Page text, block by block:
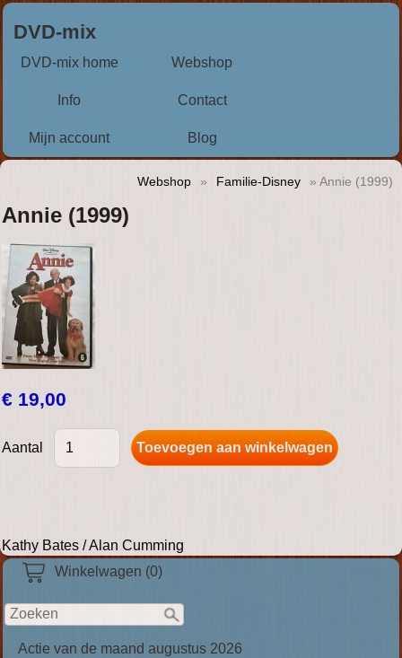
DVD-mix
DVD-mix home Webshop
Info Contact
Mijn account Blog
Winkelwagen (0)
Actie van de maand augustus 2026
Webshop » Familie-Disney » Annie (1999)
Annie (1999)
€ 19,00
Aantal
Kathy Bates / Alan Cumming